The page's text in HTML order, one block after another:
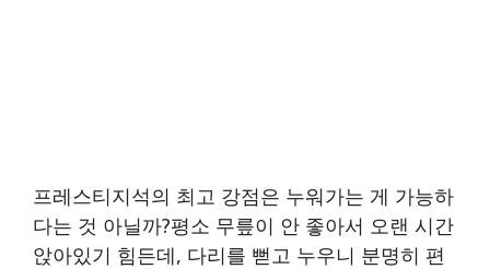
프레스티지석의 최고 강점은 누워가는 게 가능하
다는 것 아닐까?평소 무릎이 안 좋아서 오랜 시간
앉아있기 힘든데, 다리를 뻗고 누우니 분명히 편